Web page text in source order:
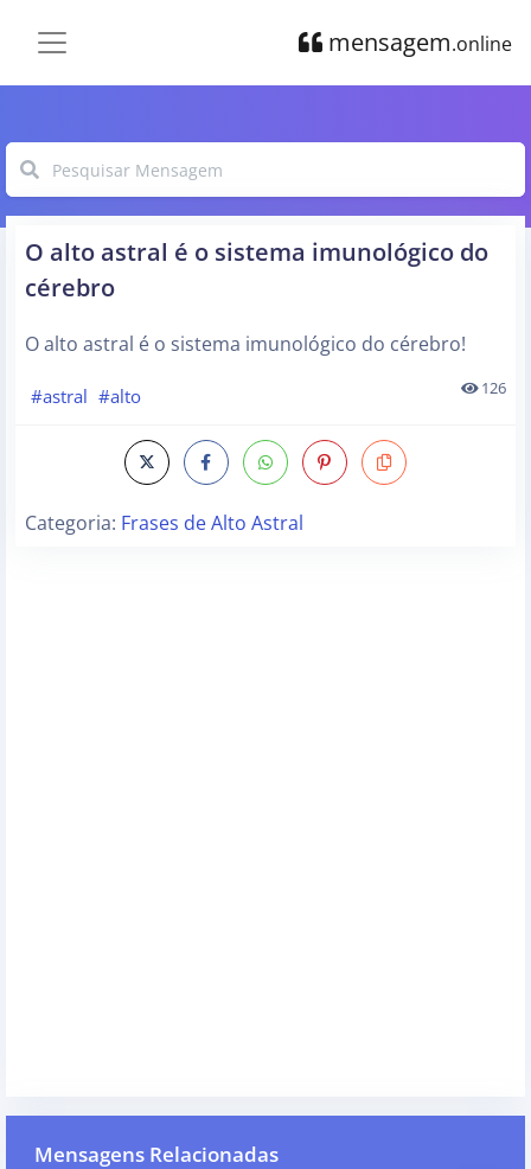
mensagem.online
O alto astral é o sistema imunológico do
cérebro
O alto astral é o sistema imunológico do cérebro!
#astral #alto 126
Categoria: Frases de Alto Astral
Mensagens Relacionadas